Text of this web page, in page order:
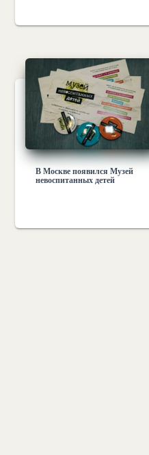
В Москве появился Музей
невоспитанных детей